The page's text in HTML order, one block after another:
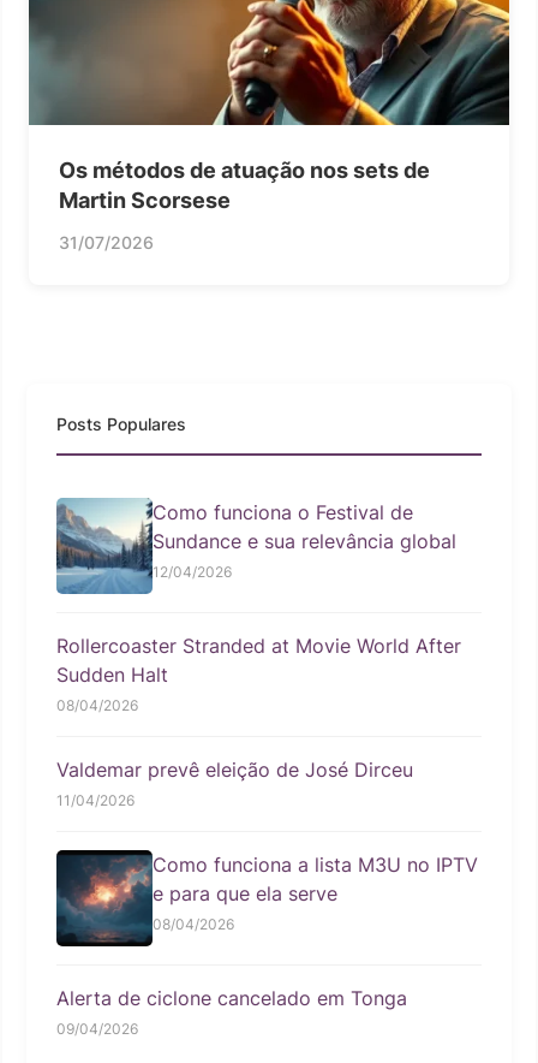
Os métodos de atuação nos sets de
Martin Scorsese
31/07/2026
Posts Populares
Como funciona o Festival de
Sundance e sua relevância global
12/04/2026
Rollercoaster Stranded at Movie World After
Sudden Halt
08/04/2026
Valdemar prevê eleição de José Dirceu
11/04/2026
Como funciona a lista M3U no IPTV
e para que ela serve
08/04/2026
Alerta de ciclone cancelado em Tonga
09/04/2026